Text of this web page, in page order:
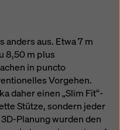
anders aus. Etwa 7 m
8,50 m plus
in puncto
Vorgehen.
daher einen „Slim Fit“-
Stütze, sondern jeder
Planung wurden den